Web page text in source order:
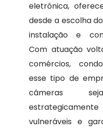
eletrônica,
desde a escolha
instalação e
Com atuação
comércios,
esse tipo de
câmeras
vulneráveis e